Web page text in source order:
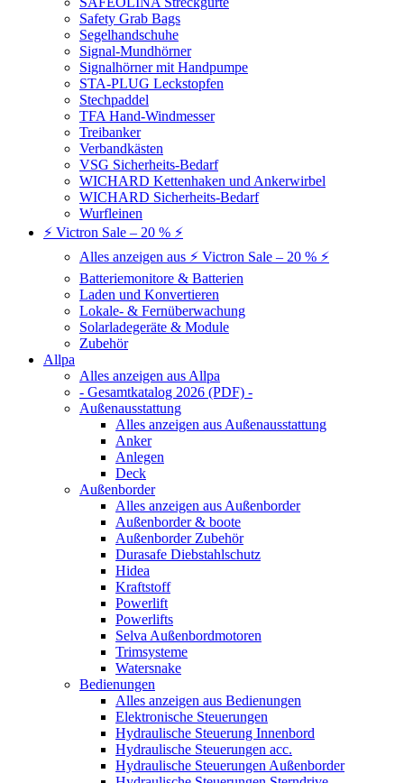
Safety Grab Bags
Segelhandschuhe
Signal-Mundhörner
Signalhörner mit Handpumpe
STA-PLUG Leckstopfen
Stechpaddel
TFA Hand-Windmesser
Treibanker
Verbandkästen
VSG Sicherheits-Bedarf
WICHARD Kettenhaken und Ankerwirbel
WICHARD Sicherheits-Bedarf
Wurfleinen
⚡ Victron Sale – 20 % ⚡
Alles anzeigen aus ⚡ Victron Sale – 20 % ⚡
Batteriemonitore & Batterien
Laden und Konvertieren
Lokale- & Fernüberwachung
Solarladegeräte & Module
Zubehör
Allpa
Alles anzeigen aus Allpa
- Gesamtkatalog 2026 (PDF) -
Außenausstattung
Alles anzeigen aus Außenausstattung
Anker
Anlegen
Deck
Außenborder
Alles anzeigen aus Außenborder
Außenborder & boote
Außenborder Zubehör
Durasafe Diebstahlschutz
Hidea
Kraftstoff
Powerlift
Powerlifts
Selva Außenbordmotoren
Trimsysteme
Watersnake
Bedienungen
Alles anzeigen aus Bedienungen
Elektronische Steuerungen
Hydraulische Steuerung Innenbord
Hydraulische Steuerungen acc.
Hydraulische Steuerungen Außenborder